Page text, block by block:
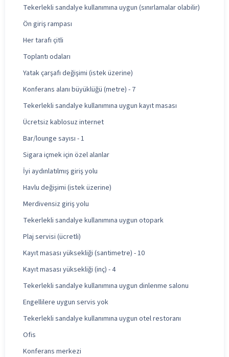
Tekerlekli sandalye kullanımına uygun (sınırlamalar olabilir)
Ön giriş rampası
Her tarafı çitli
Toplantı odaları
Yatak çarşafı değişimi (istek üzerine)
Konferans alanı büyüklüğü (metre) - 7
Tekerlekli sandalye kullanımına uygun kayıt masası
Ücretsiz kablosuz internet
Bar/lounge sayısı - 1
Sigara içmek için özel alanlar
İyi aydınlatılmış giriş yolu
Havlu değişimi (istek üzerine)
Merdivensiz giriş yolu
Tekerlekli sandalye kullanımına uygun otopark
Plaj servisi (ücretli)
Kayıt masası yüksekliği (santimetre) - 10
Kayıt masası yüksekliği (inç) - 4
Tekerlekli sandalye kullanımına uygun dinlenme salonu
Engellilere uygun servis yok
Tekerlekli sandalye kullanımına uygun otel restoranı
Ofis
Konferans merkezi